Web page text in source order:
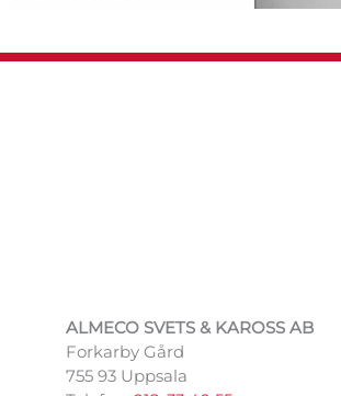
ALMECO SVETS & KAROSS AB
Forkarby Gård
755 93 Uppsala